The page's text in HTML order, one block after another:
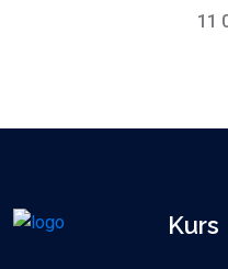
11
Kurs